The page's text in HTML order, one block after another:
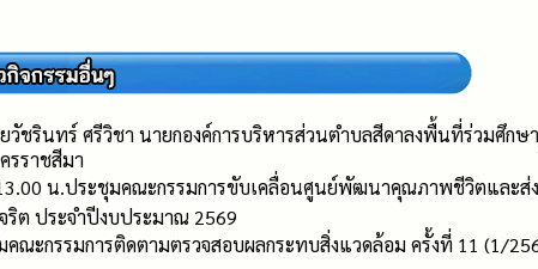
ชรินทร์ ศรีวิชา นายกองค์การบริหารส่วนตำบลสีดาลงพื้นที่ร่วมศึก
รราชสีมา
น.ประชุมคณะกรรมการขับเคลื่อนศูนย์พัฒนาคุณภาพชีวิตและส่
ริต ประจำปีงบประมาณ 2569
ณะกรรมการติดตามตรวจสอบผลกระทบสิ่งแวดล้อม ครั้งที่ 11 (1/